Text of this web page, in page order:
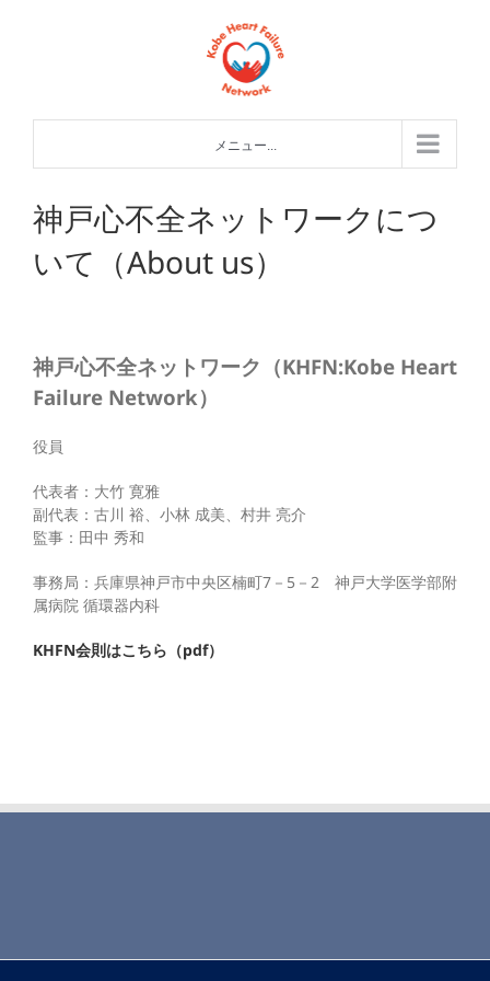
メニュー...
神戸心不全ネットワークにつ
いて（About us）
神戸心不全ネットワーク （KHFN:Kobe Heart
Failure Network）
役員
代表者：大竹 寛雅
副代表：古川 裕、小林 成美、村井 亮介
監事：田中 秀和
事務局：兵庫県神戸市中央区楠町7－5－2 神戸大学医学部附
属病院 循環器内科
KHFN会則はこちら（pdf）